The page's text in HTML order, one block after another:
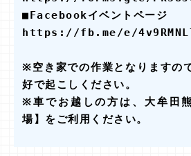
■Facebookイベントページ
https://fb.me/e/
※空き家での作業となりますの
好で起こしください。
※車でお越しの方は、大牟田